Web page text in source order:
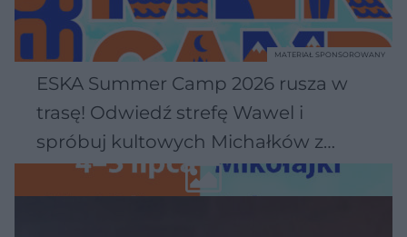
ESKA Summer Camp 2026 rusza w
trasę! Odwiedź strefę Wawel i
spróbuj kultowych Michałków z
Wawelu
MATERIAŁ SPONSOROWANY